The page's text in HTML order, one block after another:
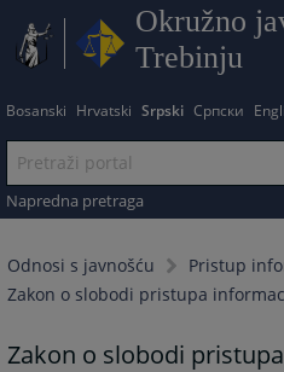
Okružno
Trebinju
Bosanski Hrvatski Srpski Српски
Napredna pretraga
Odnosi s javnošću
Pristup
Zakon o slobodi pristupa
Zakon o slobodi